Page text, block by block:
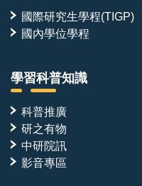
國際研究生學程(TIGP)
國內學位學程
學習科普知識
科普推廣
研之有物
中研院訊
影音專區